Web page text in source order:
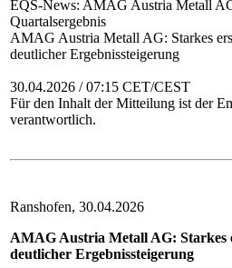
EQS-News: AMAG Austria Metall
Quartalsergebnis
AMAG Austria Metall AG: Starkes
deutlicher Ergebnissteigerung
30.04.2026 / 07:15 CET/CEST
Für den Inhalt der Mitteilung ist der
verantwortlich.
Ranshofen, 30.04.2026
AMAG Austria Metall AG: Starkes
deutlicher Ergebnissteigerung